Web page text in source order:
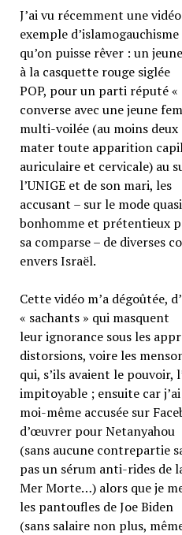
J’ai vu récemment une
exemple d’islamogauchisme
qu’on puisse rêver : un
à la casquette rouge siglée
POP, pour un parti réputé
converse avec une jeune
multi-voilée (au moins deux
mater toute apparition
auriculaire et cervicale) au
l’UNIGE et de son mari, les
accusant – sur le mode
bonhomme et prétentieux
sa comparse – de diverses
envers Israël.
Cette vidéo m’a dégoûtée,
« sachants » qui masquent
leur ignorance sous les
distorsions, voire les
qui, s’ils avaient le pouvoir,
impitoyable ; ensuite car
moi-même accusée sur
d’œuvrer pour Netanyahou
(sans aucune contrepartie
pas un sérum anti-rides de
Mer Morte…) alors que je
les pantoufles de Joe Biden
(sans salaire non plus,